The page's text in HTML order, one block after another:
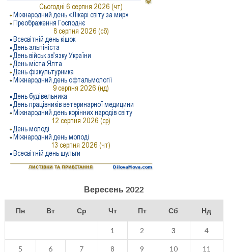
Вересень 2022
Пн Вт Ср Чт Пт Сб Нд
1 2 3 4
5 6 7 8 9 10 11